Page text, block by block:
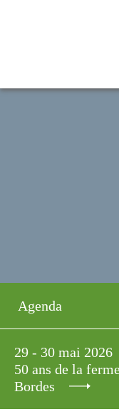
Agenda
29 - 30 mai 2026
50 ans de la
Bordes